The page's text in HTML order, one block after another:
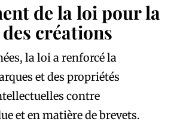
de la loi pour la
créations
la loi a renforcé la
et des propriétés
contre
et en matière de brevets.